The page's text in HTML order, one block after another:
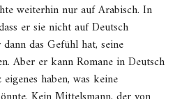
weiterhin nur auf Arabisch. In
er sie nicht auf Deutsch
das Gefühl hat, seine
Aber er kann Romane in Deutsch
haben, was keine